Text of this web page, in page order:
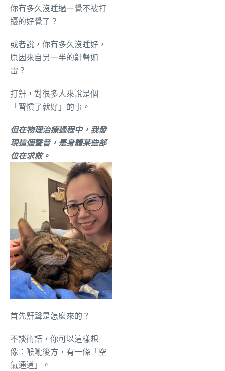
你有多久沒睡過一覺不被打
擾的好覺了？
或者說，你有多久沒睡好，
原因來自另一半的鼾聲如
雷？
打鼾，對很多人來說是個
「習慣了就好」的事。
但在物理治療過程中，我發
現這個聲音，是身體某些部
位在求救。
首先鼾聲是怎麼來的？
不談術語，你可以這樣想
像：喉嚨後方，有一條「空
氣通道」。